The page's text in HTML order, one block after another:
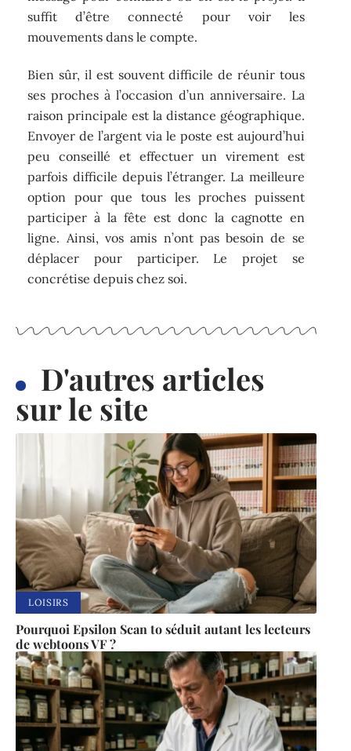
suffit d’être connecté pour voir les
mouvements dans le compte.
Bien sûr, il est souvent difficile de réunir tous
ses proches à l’occasion d’un anniversaire. La
raison principale est la distance géographique.
Envoyer de l’argent via le poste est aujourd’hui
peu conseillé et effectuer un virement est
parfois difficile depuis l’étranger. La meilleure
option pour que tous les proches puissent
participer à la fête est donc la cagnotte en
ligne. Ainsi, vos amis n’ont pas besoin de se
déplacer pour participer. Le projet se
concrétise depuis chez soi.
D'autres articles
sur le site
LOISIRS
Pourquoi Epsilon Scan to séduit autant les lecteurs
de webtoons VF ?